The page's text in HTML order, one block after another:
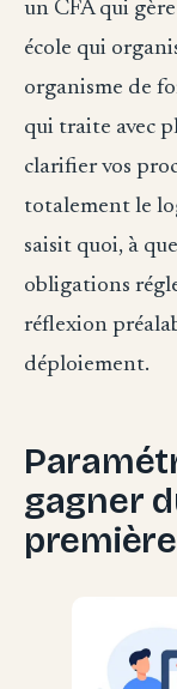
un CFA qui
école qui
organisme de
qui traite avec
clarifier vos
totalement le
saisit quoi, à
obligations
réflexion
déploiement.
gagner